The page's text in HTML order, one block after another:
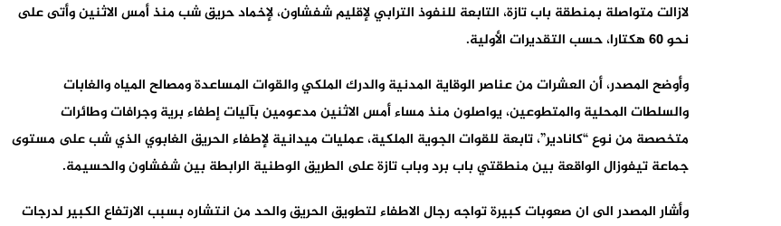
لازالت متواصلة بمنطقة باب تازة، التابعة للنفوذ الترابي لإقليم شفشاون، لإخماد حريق شب منذ أمس الاثنين وأتى على
نحو 60 هكتارا، حسب التقديرات الأولية.
وأوضح المصدر، أن العشرات من عناصر الوقاية المدنية والدرك الملكي والقوات المساعدة ومصالح المياه والغابات
والسلطات المحلية والمتطوعين، يواصلون منذ مساء أمس الاثنين مدعومين بآليات إطفاء برية وجرافات وطائرات
متخصصة من نوع “كانادير”، تابعة للقوات الجوية الملكية، عمليات ميدانية لإطفاء الحريق الغابوي الذي شب على مستوى
جماعة تيفوزال الواقعة بين منطقتي باب برد وباب تازة على الطريق الوطنية الرابطة بين شفشاون والحسيمة.
وأشار المصدر الى ان صعوبات كبيرة تواجه رجال الاطفاء لتطويق الحريق والحد من انتشاره بسبب الارتفاع الكبير لدرجات